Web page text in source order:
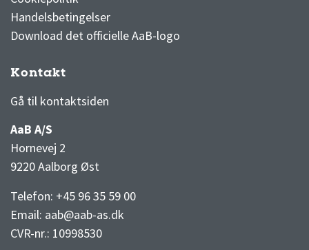
Handelsbetingelser
Download det officielle AaB-logo
Kontakt
Gå til kontaktsiden
AaB A/S
Hornevej 2
9220 Aalborg Øst
Telefon: +45 96 35 59 00
Email: aab@aab-as.dk
CVR-nr.: 10998530